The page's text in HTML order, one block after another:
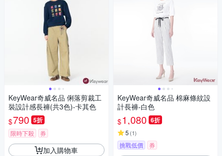
KeyWear奇威名品 俐落剪裁工
裝設計感長褲(共3色)-卡其色
$790 5折
限時下殺 券
加入購物車
KeyWear奇威名品 棉麻條紋設
計長褲-白色
$1,080 6折
5 (1)
挑戰低價 券